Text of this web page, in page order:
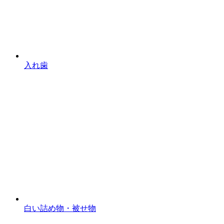
入れ歯
白い詰め物・被せ物